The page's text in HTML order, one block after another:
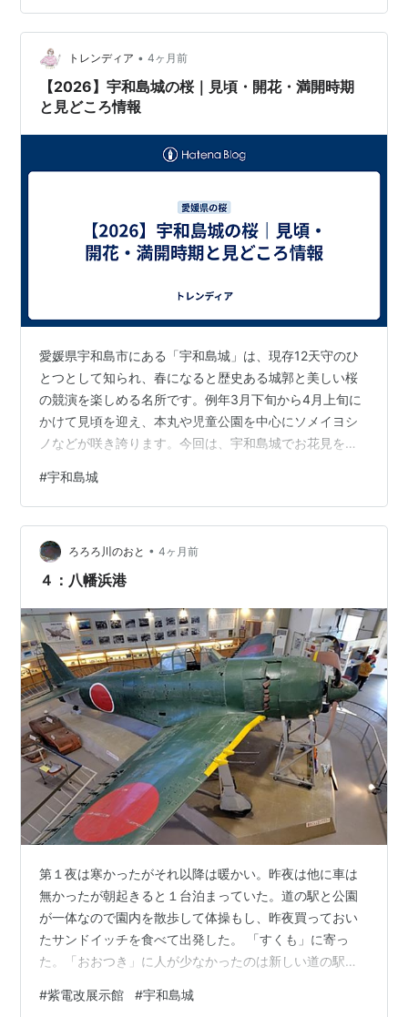
模型があった。 これは宇和島で一番初めに走った機関車
らしい。 その近くにあったのは牛の銅像。 なぜ牛なのか
というと、宇…
トレンディア • 4ヶ月前
【2026】宇和島城の桜｜見頃・開花・満開時期
と見どころ情報
愛媛県宇和島市にある「宇和島城」は、現存12天守のひ
とつとして知られ、春になると歴史ある城郭と美しい桜
の競演を楽しめる名所です。例年3月下旬から4月上旬に
かけて見頃を迎え、本丸や児童公園を中心にソメイヨシ
ノなどが咲き誇ります。今回は、宇和島城でお花見を計
駐車場などの現地情報を詳しくまとめました。 宇和島城
の桜｜基本情報 宇和島城の桜に関する基本情報を表にま
とめました。 スポット名 宇和島城 所在地 愛媛県宇和島
市丸之内1 主な桜の種類 ソメイヨシノ、オオシマザク
ラ、ウスベニカンザクラ、ヤマザクラなど 例年の見頃 3
#宇和島城
ろろろ川のおと • 4ヶ月前
４：八幡浜港
第１夜は寒かったがそれ以降は暖かい。昨夜は他に車は
無かったが朝起きると１台泊まっていた。道の駅と公園
が一体なので園内を散歩して体操もし、昨夜買っておい
たサンドイッチを食べて出発した。 「すくも」に寄っ
た。「おおつき」に人が少なかったのは新しい道の駅を
見える。 「みしょう」で紅八朔を買った。 「紫電改展示
#紫電改展示館 #宇和島城